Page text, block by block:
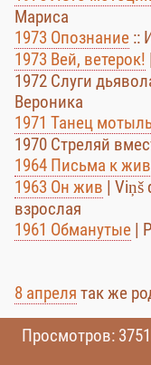
Мариса
1973 Опознание ::
1973 Вей, ветерок!
1972 Слуги
Вероника
1971 Танец
1970 Стреляй
1964 Письма к
1963 Он жив | Viņš
взрослая
1961 Обманутые |
8 апреля так же
Просмотров: 3751